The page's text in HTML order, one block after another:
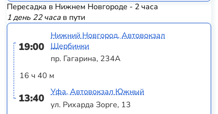
Пересадка в Нижнем Новгороде - 2 часа
1 день 22 часав пути
19:00
16 ч 40 м
13:40
Нижний Новгород, Автовокзал
Щербинки
пр. Гагарина, 234А
Уфа, Автовокзал Южный
ул. Рихарда Зорге, 13